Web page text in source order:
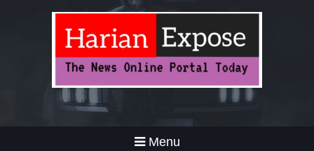
Antusias Periksa Kesehatan
Menu